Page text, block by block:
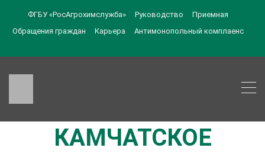
ФГБУ «РосАгрохимслужба» Руководство
Приемная
Обращения граждан
Карьера Антимонопольный комплаенс
КАМЧАТСКОЕ